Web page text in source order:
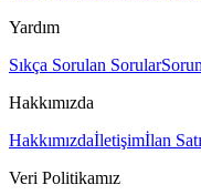
Yardım
Sıkça Sorulan Sorular
Hakkımızda
Hakkımızdaİletişimİlan
Veri Politikamız